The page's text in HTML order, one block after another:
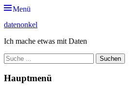
Zum
springen
Menü
datenonkel
Ich mache etwas mit Daten
Suche
nach:
Hauptmenü